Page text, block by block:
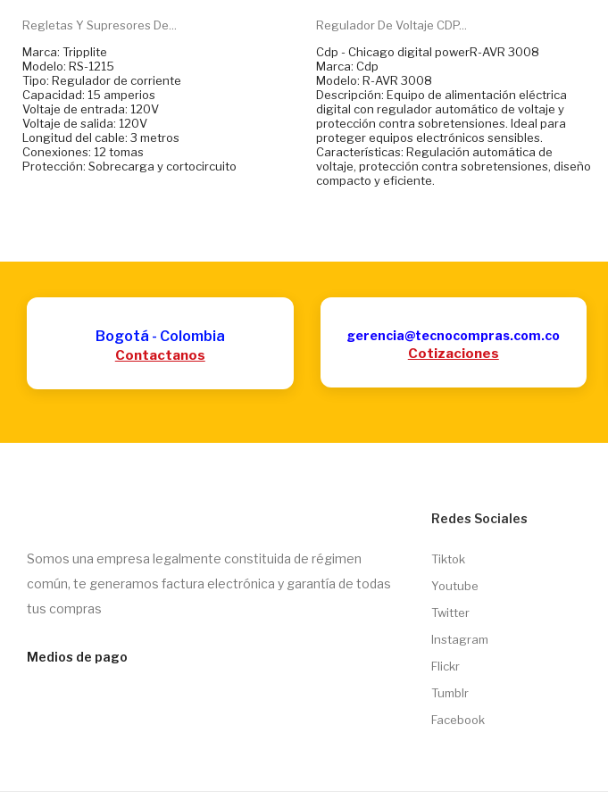
Regletas Y Supresores De...
Marca: Tripplite
Modelo: RS-1215
Tipo: Regulador de corriente
Capacidad: 15 amperios
Voltaje de entrada: 120V
Voltaje de salida: 120V
Longitud del cable: 3 metros
Conexiones: 12 tomas
Protección: Sobrecarga y cortocircuito
Regulador De Voltaje CDP...
Cdp - Chicago digital powerR-AVR 3008
Marca: Cdp
Modelo: R-AVR 3008
Descripción: Equipo de alimentación eléctrica
digital con regulador automático de voltaje y
protección contra sobretensiones. Ideal para
proteger equipos electrónicos sensibles.
Características: Regulación automática de
voltaje, protección contra sobretensiones, diseño
compacto y eficiente.
Bogotá - Colombia
Contactanos
gerencia@tecnocompras.com.co
Cotizaciones
Somos una empresa legalmente constituida de régimen
común, te generamos factura electrónica y garantía de todas
tus compras
Medios de pago
Redes Sociales
Tiktok
Youtube
Twitter
Instagram
Flickr
Tumblr
Facebook